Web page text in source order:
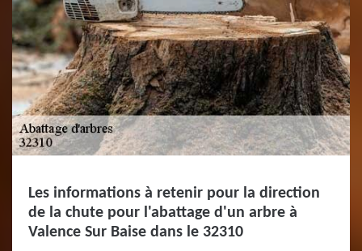
Les informations à retenir pour la direction
de la chute pour l'abattage d'un arbre à
Valence Sur Baise dans le 32310